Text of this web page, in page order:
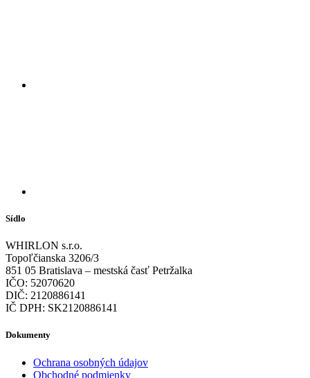
Sídlo
WHIRLON s.r.o.
Topoľčianska 3206/3
851 05 Bratislava – mestská časť Petržalka
IČO: 52070620
DIČ: 2120886141
IČ DPH: SK2120886141
Dokumenty
Ochrana osobných údajov
Obchodné podmienky